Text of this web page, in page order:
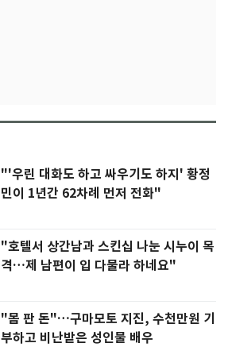
"'우린 대화도 하고 싸우기도 하지' 황정
민이 1년간 62차례 먼저 전화"
"호텔서 상간남과 스킨십 나눈 시누이 목
격…제 남편이 입 다물라 하네요"
"몸 판 돈"…구마모토 지진, 수천만원 기
부하고 비난받은 성인물 배우